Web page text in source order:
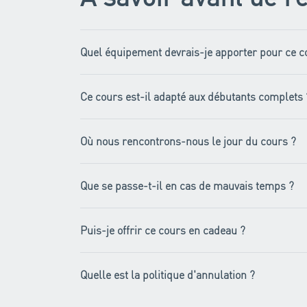
Quel équipement devrais-je apporter pour ce
Ce cours est-il adapté aux débutants complets
Où nous rencontrons-nous le jour du cours ?
Que se passe-t-il en cas de mauvais temps ?
Puis-je offrir ce cours en cadeau ?
Quelle est la politique d'annulation ?